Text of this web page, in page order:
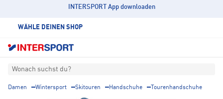
INTERSPORT App downloaden
WÄHLE DEINEN SHOP
Wonach suchst du?
Damen Wintersport Skitouren Handschuhe Tourenhandschuhe